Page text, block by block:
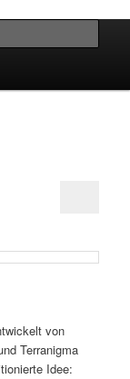
von
Terranigma
Idee: